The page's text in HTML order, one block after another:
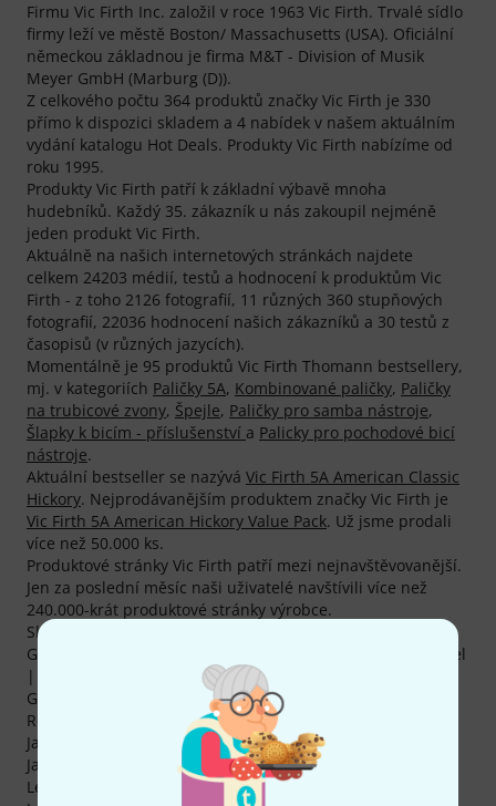
Firmu Vic Firth Inc. založil v roce 1963 Vic Firth. Trvalé sídlo
firmy leží ve městě Boston/ Massachusetts (USA). Oficiální
německou základnou je firma M&T - Division of Musik
Meyer GmbH (Marburg (D)).
Z celkového počtu 364 produktů značky Vic Firth je 330
přímo k dispozici skladem a 4 nabídek v našem aktuálním
vydání katalogu Hot Deals. Produkty Vic Firth nabízíme od
roku 1995.
Produkty Vic Firth patří k základní výbavě mnoha
hudebníků. Každý 35. zákazník u nás zakoupil nejméně
jeden produkt Vic Firth.
Aktuálně na našich internetových stránkách najdete
celkem 24203 médií, testů a hodnocení k produktům Vic
Firth - z toho 2126 fotografií, 11 různých 360 stupňových
fotografií, 22036 hodnocení našich zákazníků a 30 testů z
časopisů (v různých jazycích).
Momentálně je 95 produktů Vic Firth Thomann bestsellery,
mj. v kategoriích Paličky 5A, Kombinované paličky, Paličky
na trubicové zvony, Špejle, Paličky pro samba nástroje,
Šlapky k bicím - příslušenství a Palicky pro pochodové bicí
nástroje.
Aktuální bestseller se nazývá Vic Firth 5A American Classic
Hickory. Nejprodávanějším produktem značky Vic Firth je
Vic Firth 5A American Hickory Value Pack. Už jsme prodali
více než 50.000 ks.
Produktové stránky Vic Firth patří mezi nejnavštěvovanější.
Jen za poslední měsíc naši uživatelé navštívili více než
240.000-krát produktové stránky výrobce.
Slavní hudebníci s vybavením Vic Firth jsou např. Ralf
Gustke , Sebastian Cuthbert | Roger Cicero , Bertram Engel
| Peter Maffay/Udo Lindenberg , Mark Essien | Herbert
Gronemeyer , Sven Petri | Sasha , Jakob Sinn |
Revolverheld , Dwayne Adams | Moby, Sola Akingbola |
Jamiroquai , Liam Bradley | Ronan Keating a Karl Brazil |
James Blunt .
Levně může prodávat každý, ale ne tak jako Thomann :-)